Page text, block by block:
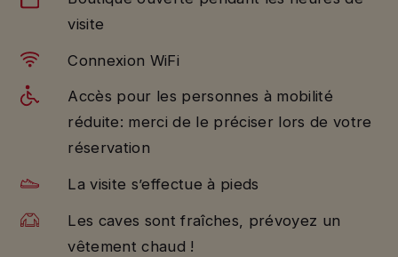
visite
Connexion WiFi
Accès pour les personnes à mobilité
réduite: merci de le préciser lors de votre
réservation
La visite s’effectue à pieds
Les caves sont fraîches, prévoyez un
vêtement chaud !